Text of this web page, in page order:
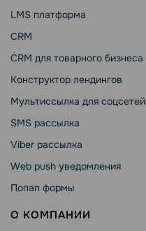
LMS платформа
CRM
CRM для товарного бизнеса
Конструктор лендингов
Мультиссылка для соцсетей
SMS рассылка
Viber рассылка
Web push уведомления
Попап формы
О КОМПАНИИ